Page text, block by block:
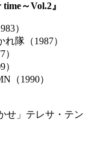
～Vol.2』
）
隊（1987）
（1990）
せ」テレサ・テン